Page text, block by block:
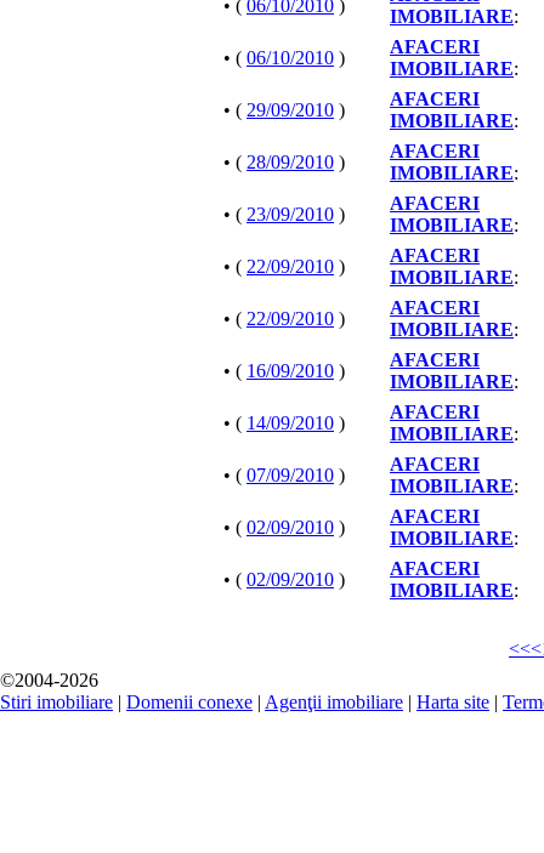
• ( 06/10/2010 )
IMOBILIARE:
• ( 06/10/2010 )
AFACERI
IMOBILIARE:
• ( 29/09/2010 )
AFACERI
IMOBILIARE:
• ( 28/09/2010 )
AFACERI
IMOBILIARE:
• ( 23/09/2010 )
AFACERI
IMOBILIARE:
• ( 22/09/2010 )
AFACERI
IMOBILIARE:
• ( 22/09/2010 )
AFACERI
IMOBILIARE:
• ( 16/09/2010 )
AFACERI
IMOBILIARE:
• ( 14/09/2010 )
AFACERI
IMOBILIARE:
• ( 07/09/2010 )
AFACERI
IMOBILIARE:
• ( 02/09/2010 )
AFACERI
IMOBILIARE:
• ( 02/09/2010 )
AFACERI
IMOBILIARE:
<<<
©2004-2026
Stiri imobiliare | Domenii conexe | Agenţii imobiliare | Harta site |